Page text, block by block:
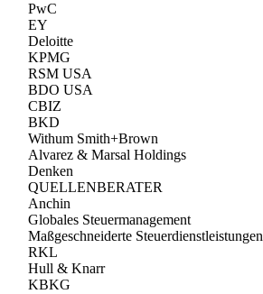
PwC
EY
Deloitte
KPMG
RSM USA
BDO USA
CBIZ
BKD
Withum Smith+Brown
Alvarez & Marsal Holdings
Denken
QUELLENBERATER
Anchin
Globales Steuermanagement
Maßgeschneiderte Steuerdienstleistungen
RKL
Hull & Knarr
KBKG